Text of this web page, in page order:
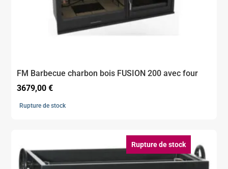
FM Barbecue charbon bois FUSION 200 avec four
3679,00€
Rupture de stock
Rupture de stock